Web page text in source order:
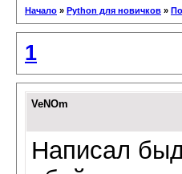
Начало » Python для новичков »
1
VeNOm
Написал